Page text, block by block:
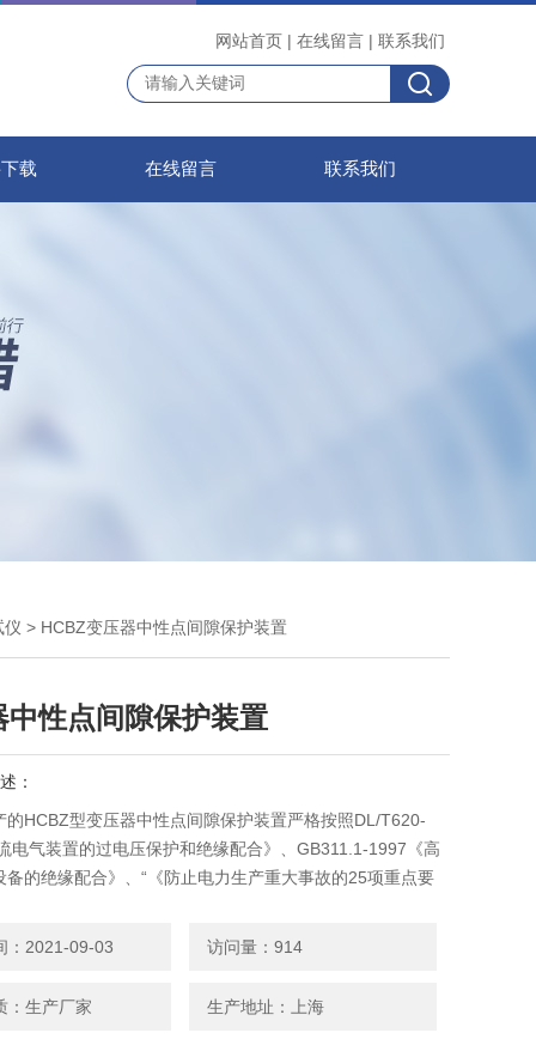
网站首页 | 在线留言 | 联系我们
载 在线留言 联系我们
仪 > HCBZ变压器中性点间隙保护装置
中性点间隙保护装置
：
的HCBZ型变压器中性点间隙保护装置严格按照DL/T620-
电气装置的过电压保护和绝缘配合》、GB311.1-1997《高
备的绝缘配合》、“《防止电力生产重大事故的25项重点要
造。适用于110kV和220kV有效接地系统中不接地变压器的
：2021-09-03 访问量：914
：生产厂家 生产地址：上海